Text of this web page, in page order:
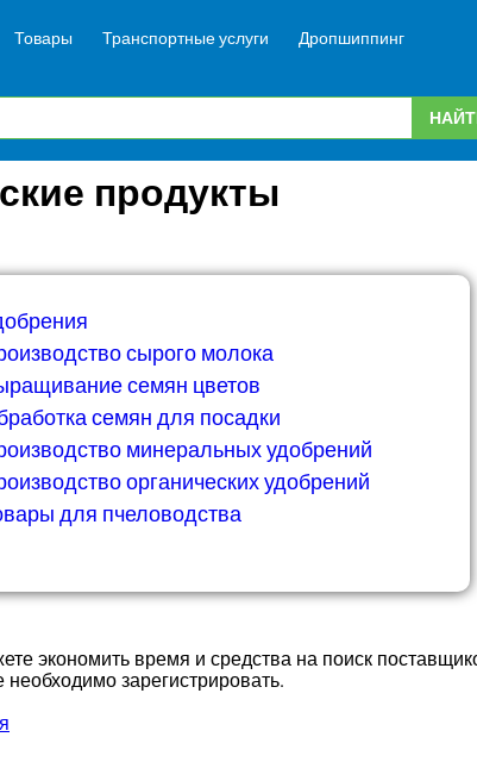
Товары Транспортные услуги Дропшиппинг
продукты
сырого молока
семян цветов
семян для посадки
минеральных удобрений
органических удобрений
для пчеловодства
экономить время и средства на поиск
зарегистрировать.